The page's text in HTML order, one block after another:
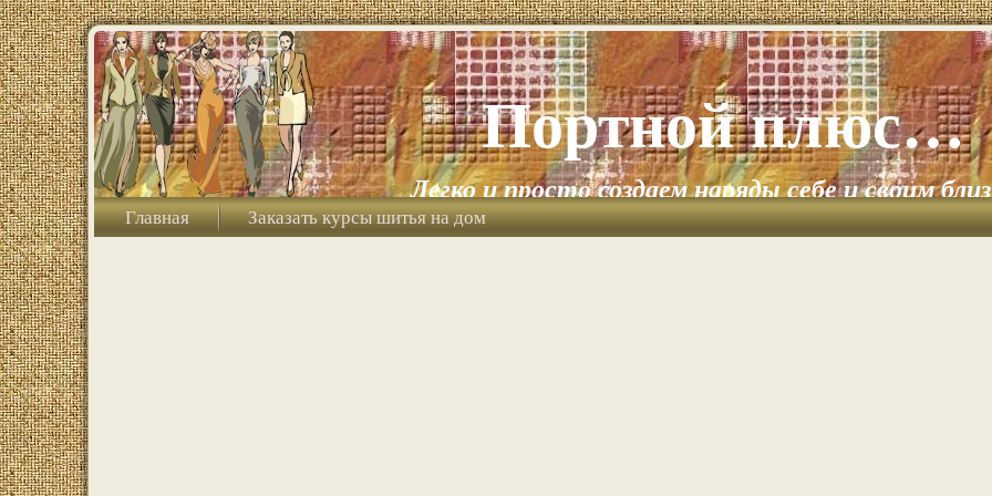
Портной плюс…
Легко и просто создаем наряды себе и своим
Главная Заказать курсы шитья на дом